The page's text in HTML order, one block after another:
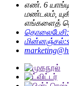
எண். 6
மண்டலம்,
எங்களைத்
தொலைபேசி:
மின்னஞ்சல்: